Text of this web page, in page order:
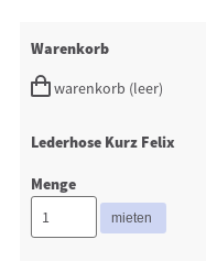
Warenkorb
warenkorb (leer)
Lederhose Kurz Felix
Menge